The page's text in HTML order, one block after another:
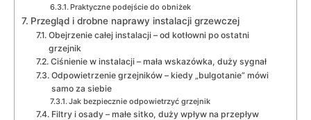
Praktyczne podejście do obniżek
Przegląd i drobne naprawy instalacji grzewczej
Obejrzenie całej instalacji – od kotłowni po ostatni
grzejnik
Ciśnienie w instalacji – mała wskazówka, duży sygnał
Odpowietrzenie grzejników – kiedy „bulgotanie” mówi
samo za siebie
Jak bezpiecznie odpowietrzyć grzejnik
Filtry i osady – małe sitko, duży wpływ na przepływ